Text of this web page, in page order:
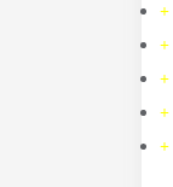
+
+
+
+
+